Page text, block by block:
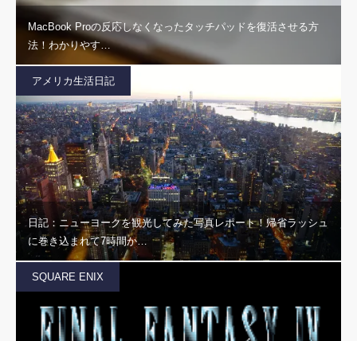
MacBook Proの反応しなくなったタッチパッドを復活させる方
法！わかりやす…
アメリカ生活日記
日記：ニューヨークを観光してみた写真レポート！帰省ラッシュ
に巻き込まれて7時間か…
SQUARE ENIX